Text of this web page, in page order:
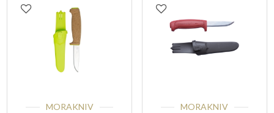
MORAKNIV
MORAKNIV